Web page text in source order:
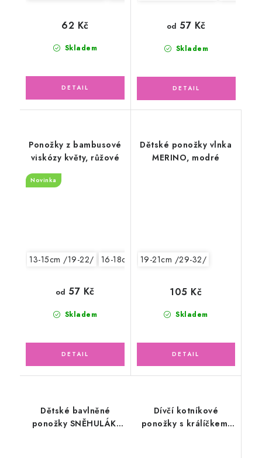
Skladem
62 Kč
Skladem
od 57 Kč
Ponožky z bambusové
viskózy květy, růžové
Novinka
13-15cm /19-22/ 16-18cm /24-27/
Skladem
od 57 Kč
Dětské ponožky vlnka
MERINO, modré
19-21cm /29-32/
Skladem
105 Kč
Dětské bavlněné
ponožky SNĚHULÁK,
Dívčí kotníkové
ponožky s králíčkem,